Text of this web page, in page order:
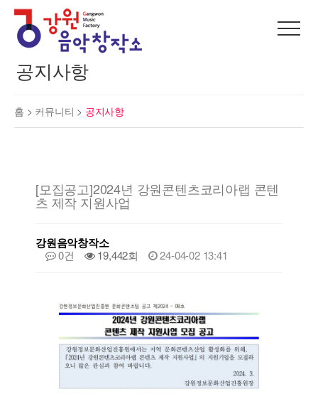
공지사항
홈 > 커뮤니티 > 공지사항
[모집공고]2024년 강원콘텐츠코리아랩 콘텐
츠 제작 지원사업
강원음악창작소
0건 19,442회 24-04-02 13:41